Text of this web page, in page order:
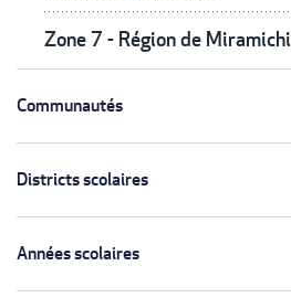
Zone 7 - Région de Miramichi
Communautés
Districts scolaires
Années scolaires